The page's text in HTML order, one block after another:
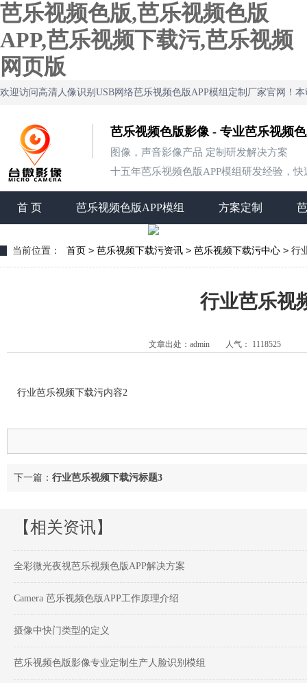
芭乐视频色版,芭乐视频色版
APP,芭乐视频下载污,芭乐视频
网页版
欢迎访问高清人像识别USB网络芭乐视频色版APP模组定制厂家官网！
芭乐视频色版影像 - 专业芭乐视频
图像，声音影像产品 定制研发解决方案
十五年芭乐视频色版APP模组研发经验，快速
首 页 芭乐视频色版APP模组 方案定制
当前位置： 首页 > 芭乐视频下载污资讯 > 芭乐视频下载污中心 > 行
行业芭乐视
文章出处：admin 人气： 1118525
行业芭乐视频下载污内容2
下一篇： 行业芭乐视频下载污标题3
【相关资讯】
全彩微光夜视芭乐视频色版APP解决方案
Camera 芭乐视频色版APP工作原理介绍
摄像中快门类型的定义
芭乐视频色版影像专业定制生产人脸识别模组